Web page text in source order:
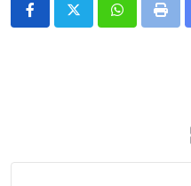
Whatsapp
Print